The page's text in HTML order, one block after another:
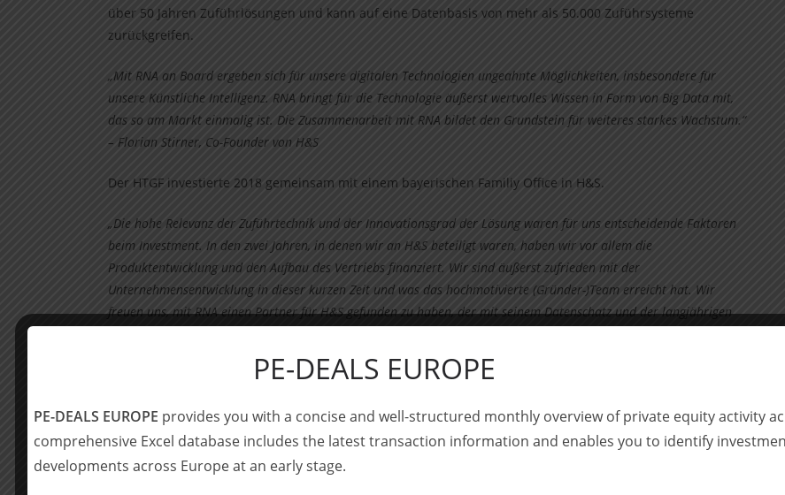
über 50 Jahren Zuführlösungen und kann auf eine Datenbasis von mehr als 50.000 Zuführsysteme
zurückgreifen.
„Mit RNA an Board ergeben sich für unsere digitalen Technologien ungeahnte Möglichkeiten, insbesondere für
unsere Künstliche Intelligenz. RNA bringt für die Technologie äußerst wertvolles Wissen in Form von Big Data mit,
das so am Markt einmalig ist. Die Zusammenarbeit mit RNA bildet den Grundstein für weiteres starkes Wachstum.“
– Florian Stirner, Co-Founder von H&S
Der HTGF investierte 2018 gemeinsam mit einem bayerischen Familiy Office in H&S.
„Die hohe Relevanz der Zuführtechnik und der Innovationsgrad der Lösung waren für uns entscheidende Faktoren
beim Investment. In den zwei Jahren, in denen wir an H&S beteiligt waren, haben wir vor allem die
Produktentwicklung und den Aufbau des Vertriebs finanziert. Wir sind äußerst zufrieden mit der
Unternehmensentwicklung in dieser kurzen Zeit und was das hochmotivierte (Gründer-)Team erreicht hat. Wir
freuen uns, mit RNA einen Partner für H&S gefunden zu haben, der mit seinem Datenschatz und der langjährigen
„Die Zusammenarbeit mit HTGF und dem Family Office war von besonderem Vertrauen, großer Offenheit und
Geschäftsmodellen sowie den Unternehmererfahrungen aus dem Family Office waren mitunter wichtige
Erfolgsfaktoren der vergangenen beiden Jahre. Ohne die beiden Investoren hätte unsere Erfolgsstory nicht in der
Form geschrieben werden können.“ – Dr. Daniel Hofmann, Co-Founder von H&S & Florian Stirner, Co-Founder von
PE-DEALS EUROPE
PE-DEALS EUROPE provides you with a concise and well-structured monthly overview of private equity activity
comprehensive Excel database includes the latest transaction information and enables you to identify
developments across Europe at an early stage.